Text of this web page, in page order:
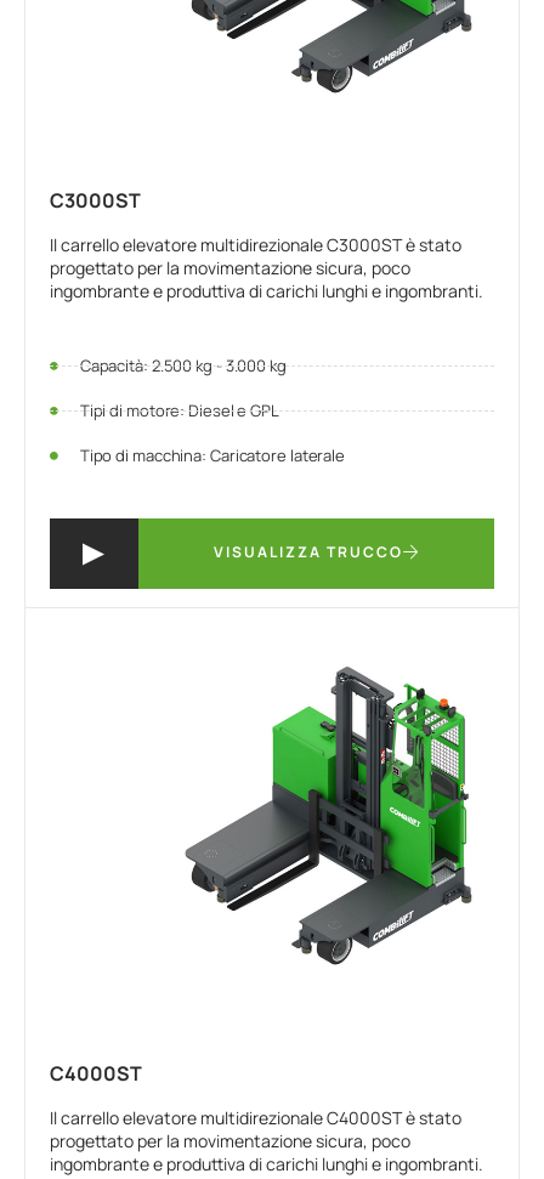
C3000ST
Il carrello elevatore multidirezionale C3000ST è stato
progettato per la movimentazione sicura, poco
ingombrante e produttiva di carichi lunghi e ingombranti.
Capacità: 2.500 kg - 3.000 kg
Tipi di motore: Diesel e GPL
Tipo di macchina: Caricatore laterale
VISUALIZZA TRUCCO
C4000ST
Il carrello elevatore multidirezionale C4000ST è stato
progettato per la movimentazione sicura, poco
ingombrante e produttiva di carichi lunghi e ingombranti.